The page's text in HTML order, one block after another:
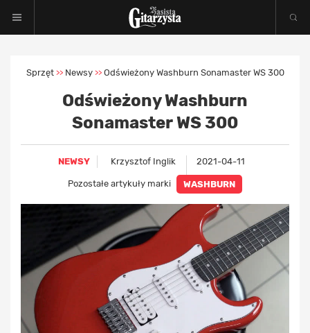
Sprzęt >> Newsy >> Odświeżony Washburn Sonamaster WS 300
Odświeżony Washburn
Sonamaster WS 300
NEWSY Krzysztof Inglik 2021-04-11
Pozostałe artykuły marki WASHBURN